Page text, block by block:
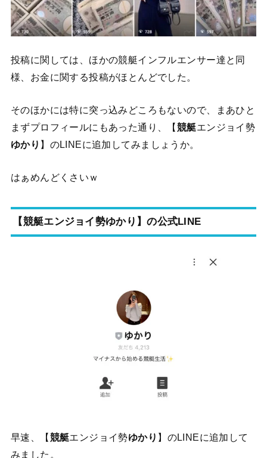
投稿に関しては、ほかの競艇インフルエンサー達と同
様、お金に関する投稿がほとんどでした。
そのほかには特に突っ込みどころもないので、まあひと
まずプロフィールにもあった通り、【競艇エンジョイ勢
ゆかり 】のLINEに追加してみましょうか。
はぁめんどくさいｗ
【競艇エンジョイ勢ゆかり】の公式LINE
早速、【競艇エンジョイ勢ゆかり 】のLINEに追加して
みました。